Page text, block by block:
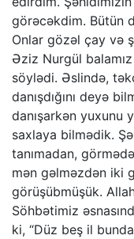
görəcəkdim. Bütün
Onlar gözəl çay və
Əziz Nurgül
söylədi. Əslində,
danışdığını deyə
danışarkən yuxunu
saxlaya bilmədik.
tanımadan,
mən gəlməzdən iki
görüşübmüşük.
Söhbətimiz
ki, “Düz beş il